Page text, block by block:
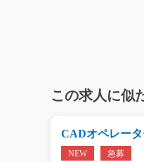
この求人に似
CADオペレータ
NEW 急募